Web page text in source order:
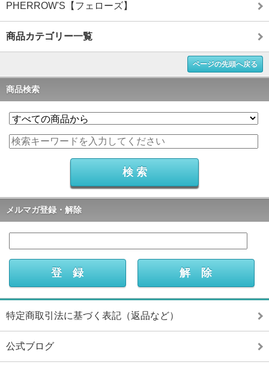
PHERROW'S【フェローズ】
商品カテゴリー一覧
ページの先頭へ戻る
商品検索
メルマガ登録・解除
特定商取引法に基づく表記（返品など）
公式ブログ